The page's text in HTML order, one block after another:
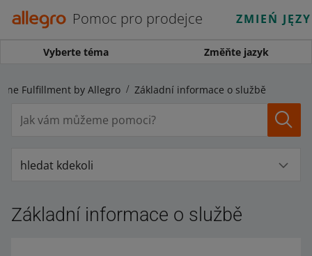
Pomoc pro prodejce ZMIEŃ
Vyberte téma Změňte jazyk
One Fulfillment by Allegro Základní informace o službě
hledat kdekoli
Základní informace o službě